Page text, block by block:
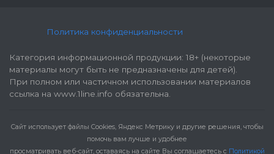
Политика конфиденциальности
Категория информационной продукции: 18+ (некоторые
материалы могут быть не предназначены для детей).
При полном или частичном использовании материалов
ссылка на www.1line.info обязательна.
Cайт использует файлы Cookies, Яндекс Метрику и другие решения, чтобы
помочь вам лучше и удобнее
просматривать веб-сайт, оставаясь на сайте Вы соглашаетесь с Политикой